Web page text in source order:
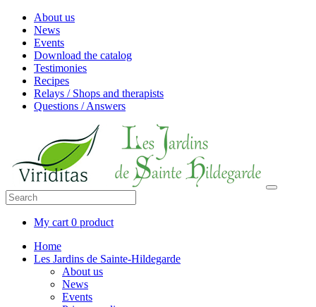
About us
News
Events
Download the catalog
Testimonies
Recipes
Relays / Shops and therapists
Questions / Answers
My cart 0 product
Home
Les Jardins de Sainte-Hildegarde
About us
News
Events